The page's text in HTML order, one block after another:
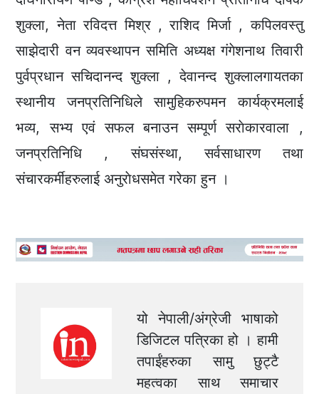
शुक्ला, नेता रविदत्त मिश्र , राशिद मिर्जा , कपिलवस्तु
साझेदारी वन व्यवस्थापन समिति अध्यक्ष गंगेशनाथ तिवारी
पुर्वप्रधान सचिदानन्द शुक्ला , देवानन्द शुक्लालगायतका
स्थानीय जनप्रतिनिधिले सामुहिकरुपमन कार्यक्रमलाई
भव्य, सभ्य एवं सफल बनाउन सम्पूर्ण सराेकारवाला ,
जनप्रतिनिधि , संघसंस्था, सर्वसाधारण तथा
संचारकर्मीहरुलाई अनुराेधसमेत गरेका हुन ।
यो नेपाली/अंग्रेजी भाषाको
डिजिटल पत्रिका हो । हामी
तपाईंहरुका सामु छुट्टै
महत्वका साथ समाचार